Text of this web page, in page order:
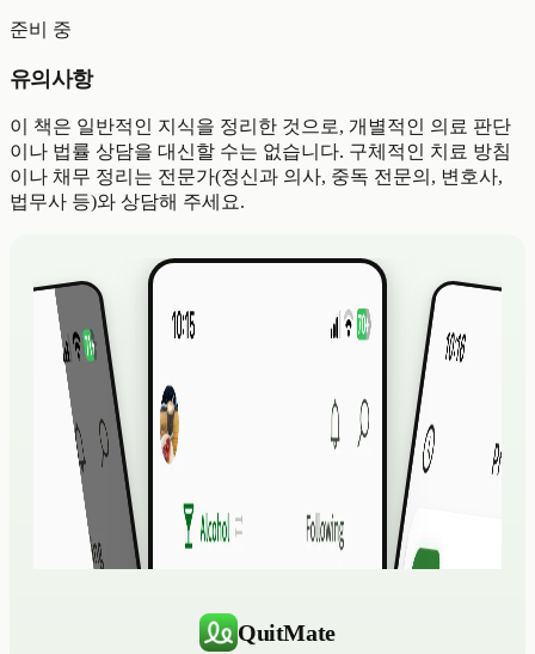
준비 중
유의사항
이 책은 일반적인 지식을 정리한 것으로, 개별적인 의료 판단
이나 법률 상담을 대신할 수는 없습니다. 구체적인 치료 방침
이나 채무 정리는 전문가(정신과 의사, 중독 전문의, 변호사,
법무사 등)와 상담해 주세요.
QuitMate